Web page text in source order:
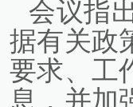
会议指
据有关政
要求、工
息，并加